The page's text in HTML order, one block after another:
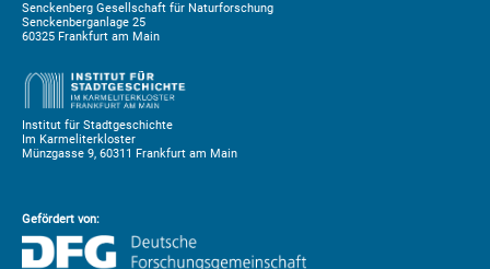
Senckenberg Gesellschaft für Naturforschung
Senckenberganlage 25
60325 Frankfurt am Main
Institut für Stadtgeschichte
Im Karmeliterkloster
Münzgasse 9, 60311 Frankfurt am Main
Gefördert von: